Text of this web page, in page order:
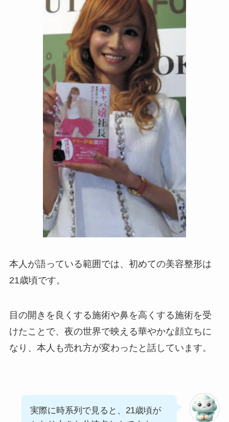
本人が語っている範囲では、初めての美容整形は
21歳頃です。
目の開きを良くする施術や鼻を高くする施術を受
けたことで、夜の世界で映える華やかな顔立ちに
なり、本人も売れ方が変わったと話しています。
実際に時系列で見ると、21歳頃が